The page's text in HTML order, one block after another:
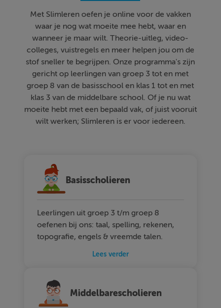
Met Slimleren oefen je online voor de vakken
waar je nog wat moeite mee hebt, waar en
wanneer je maar wilt. Theorie-uitleg, video-
colleges, vuistregels en meer helpen jou om de
stof sneller te begrijpen. Onze programma's zijn
gericht op leerlingen van groep 3 tot en met
groep 8 van de basisschool en klas 1 tot en met
klas 3 van de middelbare school. Of je nu wat
moeite hebt met een bepaald vak, of juist vooruit
wilt werken; Slimleren is er voor iedereen.
Basisscholieren
Leerlingen uit groep 3 t/m groep 8
oefenen bij ons: taal, spelling, rekenen,
topografie, engels & vreemde talen.
Lees verder
Middelbarescholieren